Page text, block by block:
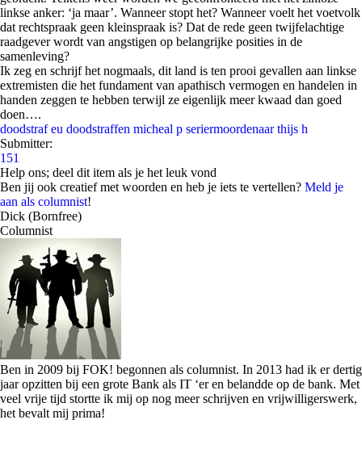
linkse anker: ‘ja maar’. Wanneer stopt het? Wanneer voelt het voetvolk
dat rechtspraak geen kleinspraak is? Dat de rede geen twijfelachtige
raadgever wordt van angstigen op belangrijke posities in de
samenleving?
Ik zeg en schrijf het nogmaals, dit land is ten prooi gevallen aan linkse
extremisten die het fundament van apathisch vermogen en handelen in
handen zeggen te hebben terwijl ze eigenlijk meer kwaad dan goed
doen….
doodstraf eu doodstraffen micheal p seriermoordenaar thijs h
Submitter:
151
Help ons; deel dit item als je het leuk vond
Ben jij ook creatief met woorden en heb je iets te vertellen? Meld je
aan als columnist!
Dick (Bornfree)
Columnist
Ben in 2009 bij FOK! begonnen als columnist. In 2013 had ik er dertig
jaar opzitten bij een grote Bank als IT ‘er en belandde op de bank. Met
veel vrije tijd stortte ik mij op nog meer schrijven en vrijwilligerswerk,
het bevalt mij prima!